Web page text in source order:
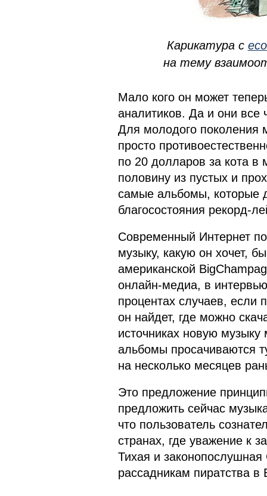
Карикатура с
на тему
Мало кого он может
аналитиков. Да и они
Для молодого поколения
просто
по 20 долларов за кота
половину из пустых и
самые альбомы, которые
благосостояния рекорд-
Современный Интернет
музыку, какую он хочет,
американской
онлайн-медиа, в
процентах случаев, если
он найдет, где можно
источниках новую
альбомы просачиваются
на несколько месяцев
Это предложение
предложить сейчас
что пользователь
странах, где уважение к
Тихая и
рассадникам пиратства в